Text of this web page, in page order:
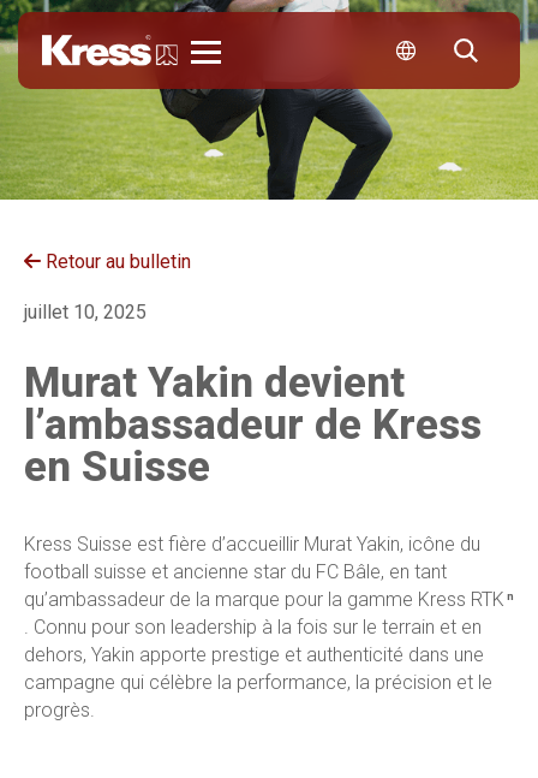
Retour au bulletin
juillet 10, 2025
Murat Yakin devient
l’ambassadeur de Kress
en Suisse
Kress Suisse est fière d’accueillir Murat Yakin, icône du
football suisse et ancienne star du FC Bâle, en tant
qu’ambassadeur de la marque pour la gamme Kress RTK n
. Connu pour son leadership à la fois sur le terrain et en
dehors, Yakin apporte prestige et authenticité dans une
campagne qui célèbre la performance, la précision et le
progrès.